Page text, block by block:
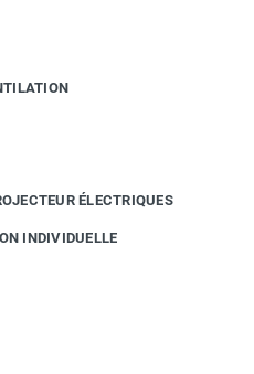
ÉLECTRIQUES
INDIVIDUELLE